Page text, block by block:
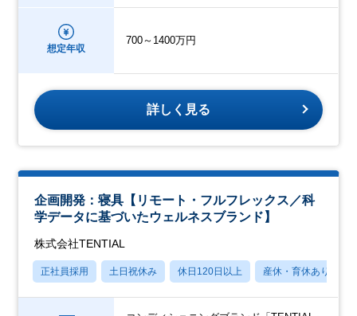
想定年収
700～1400万円
詳しく見る
企画開発：寝具【リモート・フルフレックス／科
学データに基づいたウェルネスブランド】
株式会社TENTIAL
正社員採用 土日祝休み 休日120日以上 産休・育休あり